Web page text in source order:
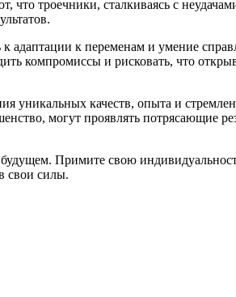
троечники, сталкиваясь с
к переменам и умение
компромиссы и рисковать, что
уникальных качеств, опыта и
могут проявлять потрясающие
Примите свою
свои силы.